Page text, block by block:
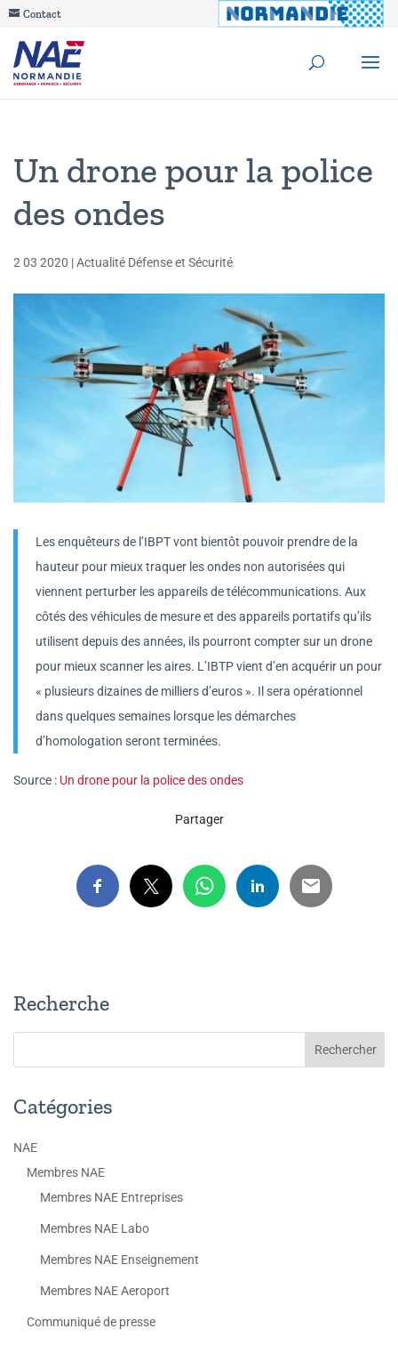
Contact
Un drone pour la police
des ondes
2 03 2020 |Actualité Défense et Sécurité
L es enquêteurs de l’IBPT vont bientôt pouvoir prendre de la
hauteur pour mieux traquer les ondes non autorisées qui
viennent perturber les appareils de télécommunications. Aux
côtés des véhicules de mesure et des appareils portatifs qu’ils
utilisent depuis des années, ils pourront compter sur un drone
pour mieux scanner les aires. L’IBTP vient d’en acquérir un pour
« plusieurs dizaines de milliers d’euros ». Il sera opérationnel
dans quelques semaines lorsque les démarches
d’homologation seront terminées.
Source : Un drone pour la police des ondes
Partager
Recherche
Catégories
NAE
Membres NAE
Membres NAE Entreprises
Membres NAE Labo
Membres NAE Enseignement
Membres NAE Aeroport
Communiqué de presse